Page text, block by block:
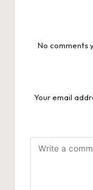
No comments
Your email